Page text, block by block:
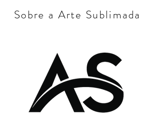
Sobre a Arte Sublimada